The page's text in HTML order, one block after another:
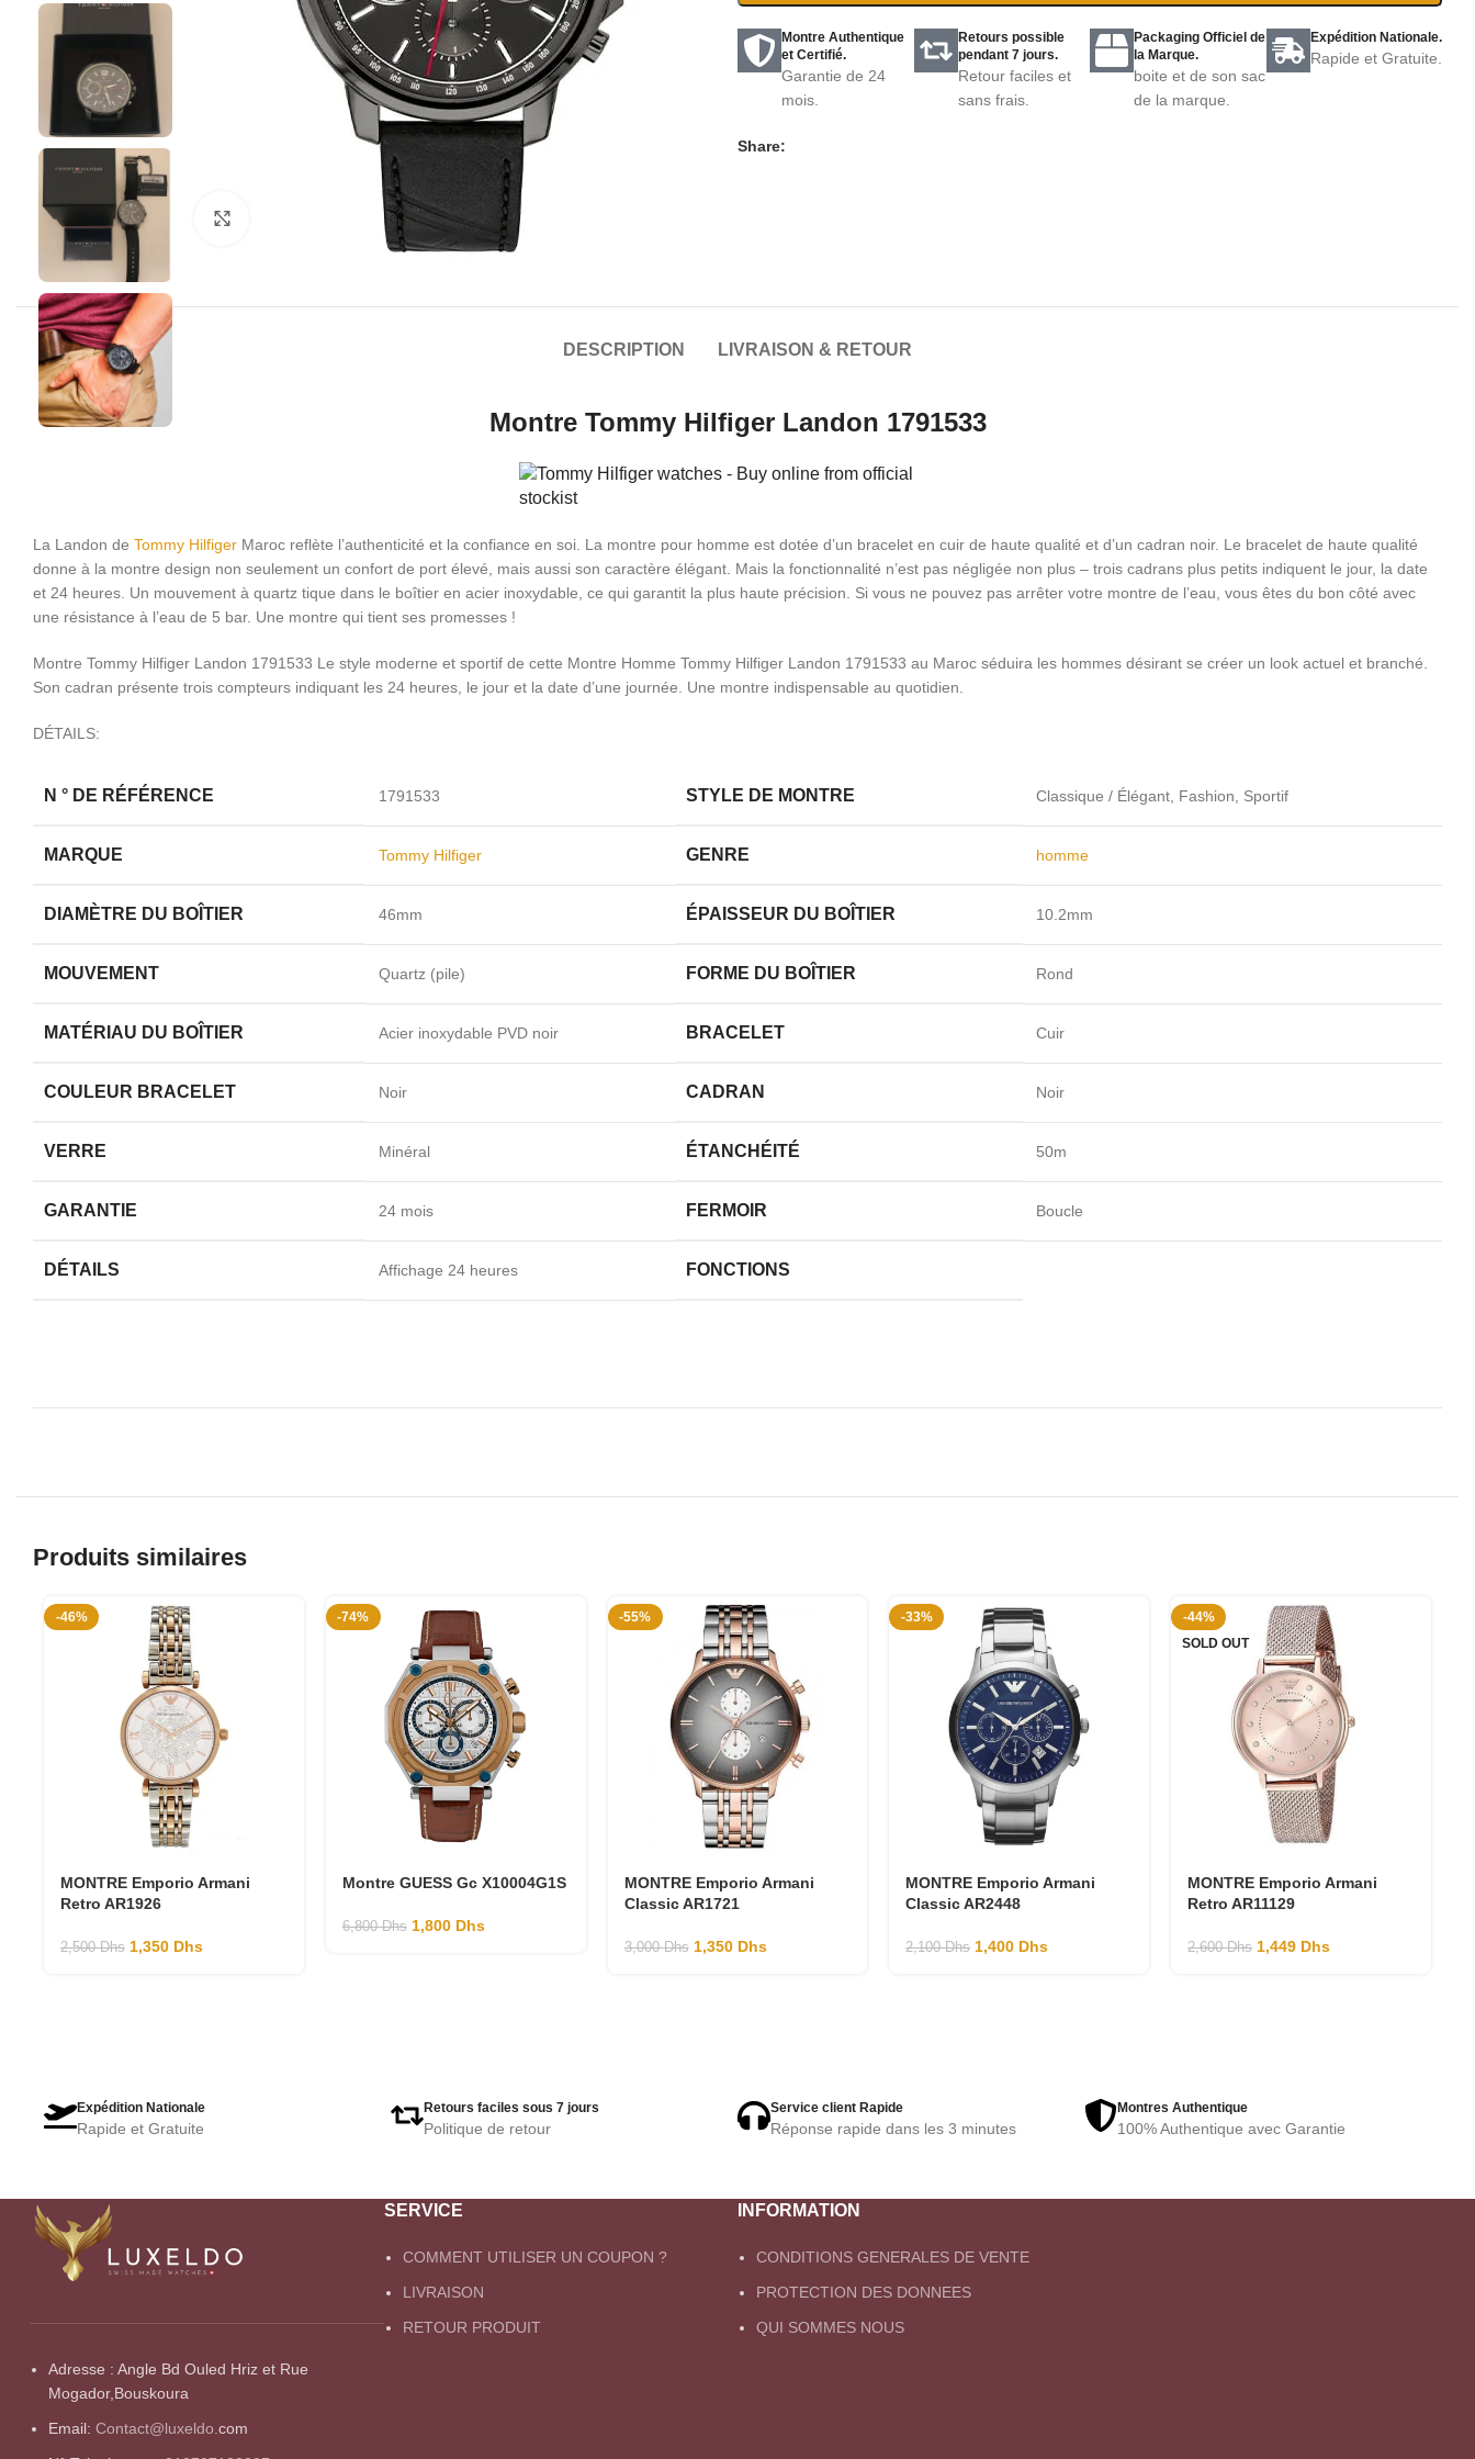
Montre Authentique
et Certifié.
Garantie de 24
mois.
Retours possible
pendant 7 jours.
Retour faciles et
sans frais.
Packaging Officiel de
la Marque.
boite et de son sac
de la marque.
Expédition Nationale.
Rapide et Gratuite.
Share:
DESCRIPTION LIVRAISON & RETOUR
Montre Tommy Hilfiger Landon 1791533
La Landon de Tommy Hilfiger Maroc reflète l’authenticité et la confiance en soi. La montre pour homme est dotée d’un bracelet en cuir de haute qualité et d’un cadran noir. Le bracelet de haute qualité
donne à la montre design non seulement un confort de port élevé, mais aussi son caractère élégant. Mais la fonctionnalité n’est pas négligée non plus – trois cadrans plus petits indiquent le jour, la date
et 24 heures. Un mouvement à quartz tique dans le boîtier en acier inoxydable, ce qui garantit la plus haute précision. Si vous ne pouvez pas arrêter votre montre de l’eau, vous êtes du bon côté avec
une résistance à l’eau de 5 bar. Une montre qui tient ses promesses !
Montre Tommy Hilfiger Landon 1791533 Le style moderne et sportif de cette Montre Homme Tommy Hilfiger Landon 1791533 au Maroc séduira les hommes désirant se créer un look actuel et branché.
Son cadran présente trois compteurs indiquant les 24 heures, le jour et la date d’une journée. Une montre indispensable au quotidien.
DÉTAILS:
N ° DE RÉFÉRENCE 1791533 STYLE DE MONTRE Classique / Élégant, Fashion, Sportif
MARQUE Tommy Hilfiger GENRE homme
DIAMÈTRE DU BOÎTIER 46mm ÉPAISSEUR DU BOÎTIER 10.2mm
MOUVEMENT Quartz (pile) FORME DU BOÎTIER Rond
MATÉRIAU DU BOÎTIER Acier inoxydable PVD noir BRACELET Cuir
COULEUR BRACELET Noir CADRAN Noir
VERRE Minéral ÉTANCHÉITÉ 50m
GARANTIE 24 mois FERMOIR Boucle
DÉTAILS Affichage 24 heures FONCTIONS
Produits similaires
-46%
MONTRE Emporio Armani
Retro AR1926
2,500Dhs 1,350 Dhs
-74%
Montre GUESS Gc X10004G1S
6,800Dhs 1,800 Dhs
-55%
MONTRE Emporio Armani
Classic AR1721
3,000Dhs 1,350 Dhs
-33%
MONTRE Emporio Armani
Classic AR2448
2,100Dhs 1,400 Dhs
-44%
SOLD OUT
MONTRE Emporio Armani
Retro AR11129
2,600Dhs 1,449 Dhs
Expédition Nationale
Rapide et Gratuite
Retours faciles sous 7 jours
Politique de retour
Service client Rapide
Réponse rapide dans les 3 minutes
Montres Authentique
100% Authentique avec Garantie
Adresse : Angle Bd Ouled Hriz et Rue
Mogador,Bouskoura
Email: Contact@luxeldo. com
SERVICE
COMMENT UTILISER UN COUPON ?
LIVRAISON
RETOUR PRODUIT
INFORMATION
CONDITIONS GENERALES DE VENTE
PROTECTION DES DONNEES
QUI SOMMES NOUS